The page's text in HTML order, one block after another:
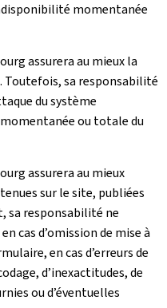
momentanée
assurera au mieux la
sa responsabilité
du système
ou totale du
assurera au mieux
sur le site, publiées
sa responsabilité ne
cas d’omission de mise à
en cas d’erreurs de
d’inexactitudes, de
ou d’éventuelles